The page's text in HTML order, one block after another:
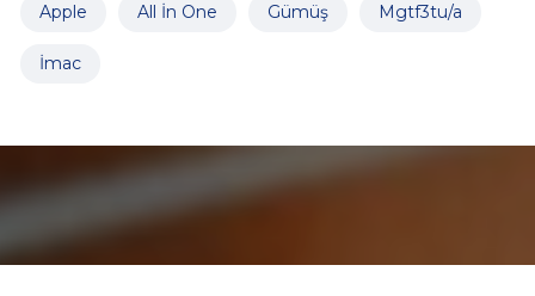
Apple All İn One Gümüş Mgtf3tu/a
İmac